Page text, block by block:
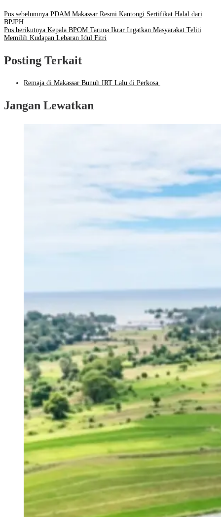
Pos sebelumnya PDAM Makassar Resmi Kantongi Sertifikat Halal dari
BPJPH
Pos berikutnya Kepala BPOM Taruna Ikrar Ingatkan Masyarakat Teliti
Memilih Kudapan Lebaran Idul Fitri
Posting Terkait
Remaja di Makassar Bunuh IRT Lalu di Perkosa
Jangan Lewatkan